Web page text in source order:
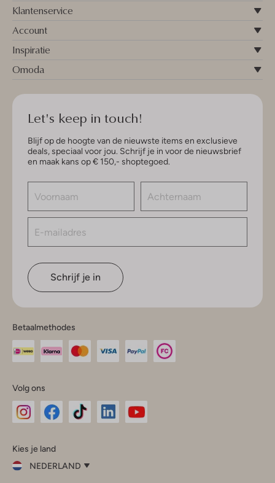
Klantenservice
Account
Inspiratie
Omoda
Let's keep in touch!
Blijf op de hoogte van de nieuwste items en exclusieve
deals, speciaal voor jou. Schrijf je in voor de nieuwsbrief
en maak kans op € 150,- shoptegoed.
Schrijf je in
Betaalmethodes
Volg ons
InstagramFacebook
Kies je land
NEDERLAND